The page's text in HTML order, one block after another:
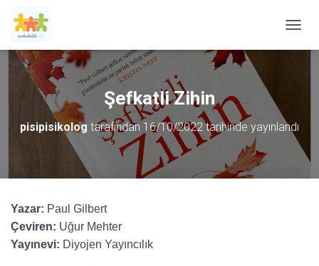
E
Ç
Şefkatli Zihin
pisipisikolog tarafından 16/10/2022tarihinde yayınlandı
Yazar: Paul Gilbert
Çeviren: Uğur Mehter
Yayınevi: Diyojen Yayıncılık